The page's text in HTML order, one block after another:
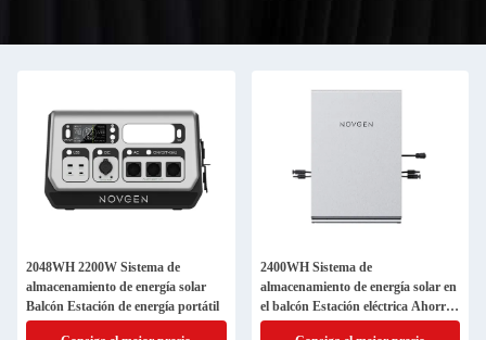
2048WH 2200W Sistema de
almacenamiento de energía solar
Balcón Estación de energía portátil
2400WH Sistema de
almacenamiento de energía solar en
el balcón Estación eléctrica Ahorro
de costes